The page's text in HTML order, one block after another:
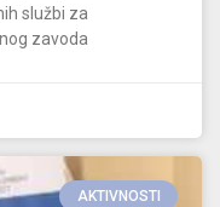
službi za
zavoda
AKTIVNOSTI